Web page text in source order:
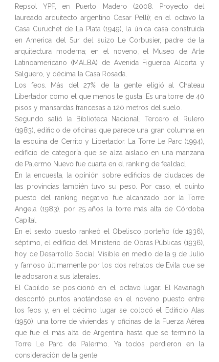
Repsol YPF, en Puerto Madero (2008. Proyecto del
laureado arquitecto argentino Cesar Pelli); en el octavo la
Casa Curuchet de La Plata (1949), la única casa construida
en America del Sur del suizo Le Corbusier, padre de la
arquitectura moderna; en el noveno, el Museo de Arte
Latinoamericano (MALBA) de Avenida Figueroa Alcorta y
Salguero, y décima la Casa Rosada.
Los feos. Más del 27% de la gente eligió al Chateau
Libertador como el que menos le gusta. Es una torre de 40
pisos y mansardas francesas a 120 metros del suelo.
Segundo salió la Biblioteca Nacional. Tercero el Rulero
(1983), edificio de oficinas que parece una gran columna en
la esquina de Cerrito y Libertador. La Torre Le Parc (1994),
edificio de categoría que se alza aislado en una manzana
de Palermo Nuevo fue cuarta en el ranking de fealdad.
En la encuesta, la opinión sobre edificios de ciudades de
las provincias también tuvo su peso. Por caso, el quinto
puesto del ranking negativo fue alcanzado por la Torre
Angela (1983), por 25 años la torre más alta de Córdoba
Capital.
En el sexto puesto rankeó el Obelisco porteño (de 1936),
séptimo, el edificio del Ministerio de Obras Públicas (1936),
hoy de Desarrollo Social. Visible en medio de la 9 de Julio
y famoso últimamente por los dos retratos de Evita que se
le adosaron a sus laterales.
El Cabildo se posicionó en el octavo lugar. El Kavanagh
descontó puntos anotándose en el noveno puesto entre
los feos y, en el décimo lugar se colocó el Edificio Alas
(1950), una torre de viviendas y oficinas de la Fuerza Aérea
que fue el más alta de Argentina hasta que se terminó la
Torre Le Parc de Palermo. Ya todos perdieron en la
consideración de la gente.